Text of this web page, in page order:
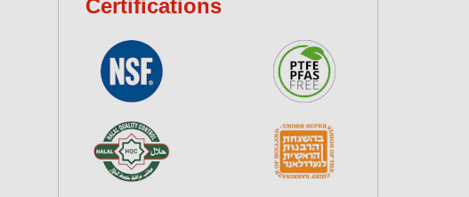
Certifications